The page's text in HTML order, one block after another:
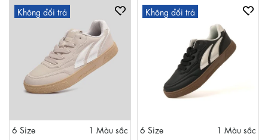
Không đổi trả
6 Size
1 Màu sắc
Không đổi trả
6 Size
1 Màu sắc